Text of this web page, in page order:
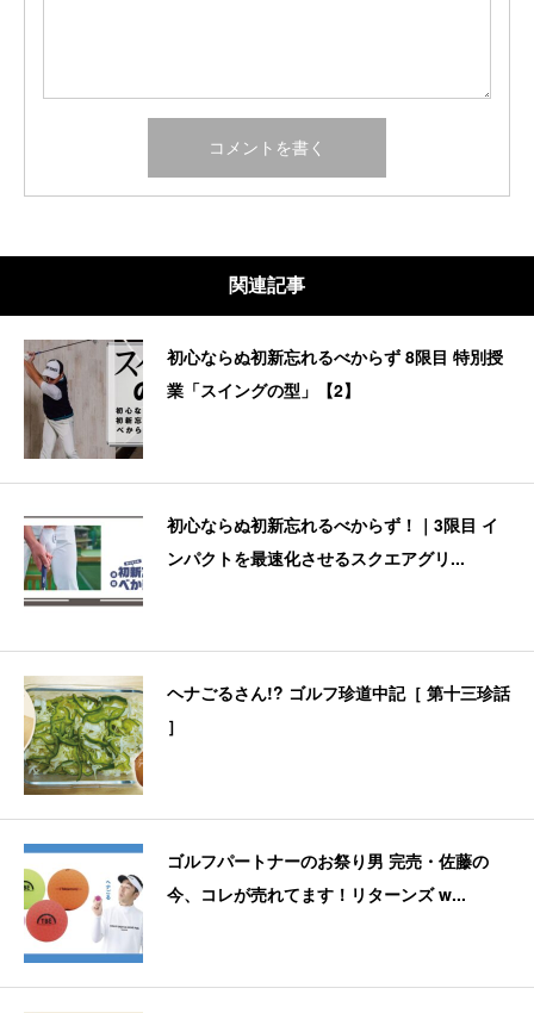
関連記事
初心ならぬ初新忘れるべからず 8限目 特別授
業「スイングの型」【2】
初心ならぬ初新忘れるべからず！｜3限目 イ
ンパクトを最速化させるスクエアグリ...
ヘナごるさん!? ゴルフ珍道中記［ 第十三珍話
］
ゴルフパートナーのお祭り男 完売・佐藤の
今、コレが売れてます！リターンズ w...